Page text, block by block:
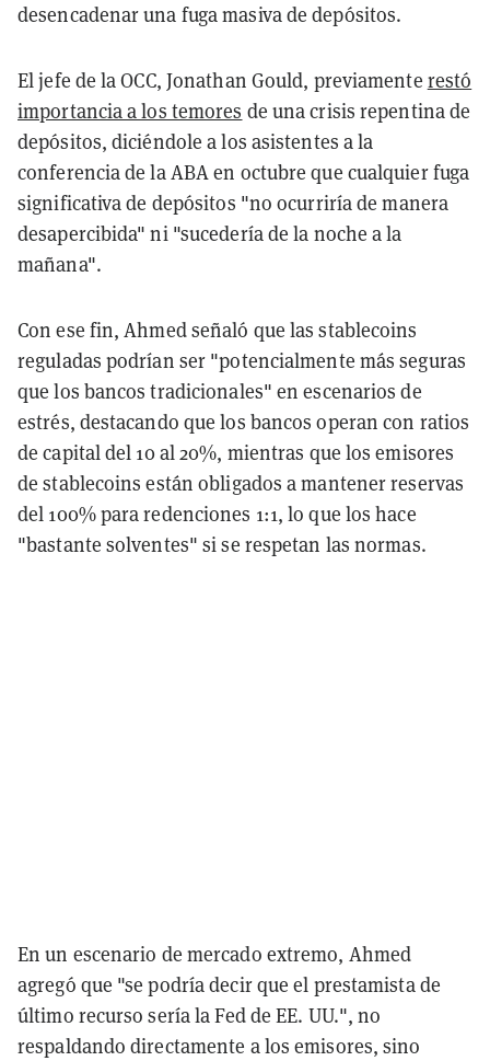
desencadenar una fuga masiva de depósitos.
El jefe de la OCC, Jonathan Gould, previamente restó
importancia a los temores de una crisis repentina de
depósitos, diciéndole a los asistentes a la
conferencia de la ABA en octubre que cualquier fuga
significativa de depósitos "no ocurriría de manera
desapercibida" ni "sucedería de la noche a la
mañana".
Con ese fin, Ahmed señaló que las stablecoins
reguladas podrían ser "potencialmente más seguras
que los bancos tradicionales" en escenarios de
estrés, destacando que los bancos operan con ratios
de capital del 10 al 20%, mientras que los emisores
de stablecoins están obligados a mantener reservas
del 100% para redenciones 1:1, lo que los hace
"bastante solventes" si se respetan las normas.
En un escenario de mercado extremo, Ahmed
agregó que "se podría decir que el prestamista de
último recurso sería la Fed de EE. UU.", no
respaldando directamente a los emisores, sino